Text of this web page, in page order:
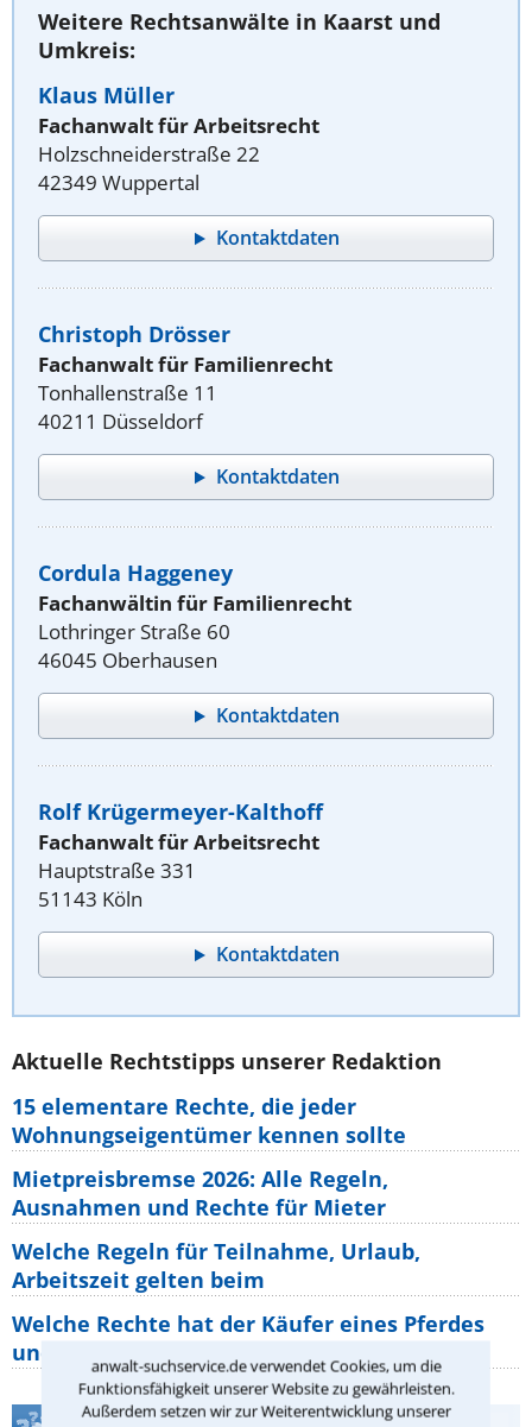
anwalt-suchservice.de verwendet Cookies, um die
Funktionsfähigkeit unserer Website zu gewährleisten.
Außerdem setzen wir zur Weiterentwicklung unserer
Weitere Rechtsanwälte in Kaarst und
Umkreis:
Klaus Müller
Fachanwalt für Arbeitsrecht
Holzschneiderstraße 22
42349 Wuppertal
Kontaktdaten
Christoph Drösser
Fachanwalt für Familienrecht
Tonhallenstraße 11
40211 Düsseldorf
Kontaktdaten
Cordula Haggeney
Fachanwältin für Familienrecht
Lothringer Straße 60
46045 Oberhausen
Kontaktdaten
Rolf Krügermeyer-Kalthoff
Fachanwalt für Arbeitsrecht
Hauptstraße 331
51143 Köln
Kontaktdaten
Aktuelle Rechtstipps unserer Redaktion
15 elementare Rechte, die jeder
Wohnungseigentümer kennen sollte
Mietpreisbremse 2026: Alle Regeln,
Ausnahmen und Rechte für Mieter
Welche Regeln für Teilnahme, Urlaub,
Arbeitszeit gelten beim
Welche Rechte hat der Käufer eines Pferdes
und wie macht man sie